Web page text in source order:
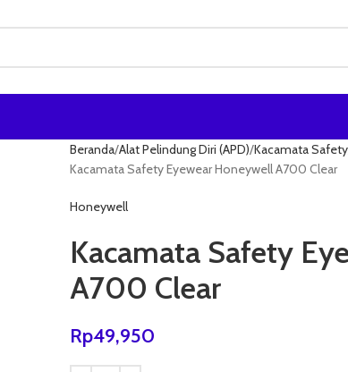
Beranda Alat Pelindung Diri (APD) Kacamata Safety
Kacamata Safety Eyewear Honeywell A700 Clear
Honeywell
Kacamata Safety
A700 Clear
Rp49,950